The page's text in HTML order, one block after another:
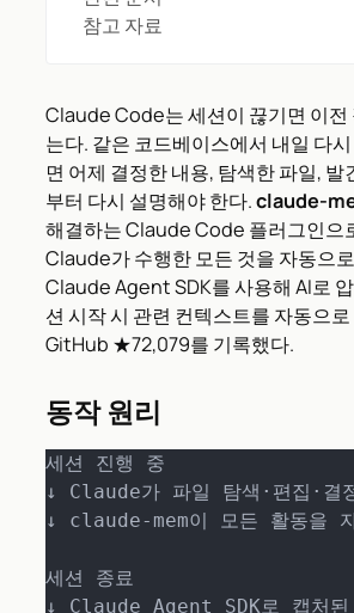
참고 자료
Claude Code는 세션이 끊기면 이전
는다. 같은 코드베이스에서 내일 다
면 어제 결정한 내용, 탐색한 파일, 발
부터 다시 설명해야 한다.claude-
해결하는 Claude Code 플러그인으
Claude가 수행한 모든 것을 자동으
Claude Agent SDK를 사용해 AI로
션 시작 시 관련 컨텍스트를 자동으
GitHub ★72,079를 기록했다.
동작 원리
세션 진행 중
↓ Claude가 파일 탐색·편집·결
↓ claude-mem이 모든 활동을
세션 종료
↓ Claude Agent SDK로 캡처